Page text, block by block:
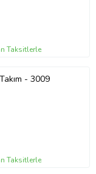
Taksitlerle
- 3009
Taksitlerle